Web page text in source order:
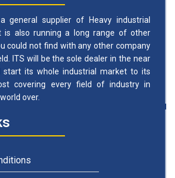
general supplier of Heavy industrial
is also running a long range of other
could not find with any other company
ITS will be the sole dealer in the near
start its whole industrial market to its
covering every field of industry in
over.